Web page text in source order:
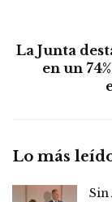
La Junta
en un
Lo más
Sin